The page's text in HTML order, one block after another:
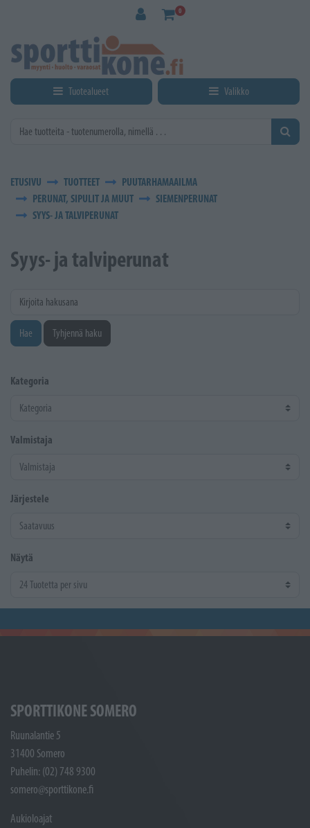
0
Tuotealueet Valikko
ETUSIVU TUOTTEET
PUUTARHAMAAILMA
PERUNAT, SIPULIT JA MUUT
SIEMENPERUNAT
SYYS- JA TALVIPERUNAT
Syys- ja talviperunat
Kirjoita hakusana
Hae Tyhjennä haku
Kategoria
Valmistaja
Järjestele
Näytä
SPORTTIKONE SOMERO
Ruunalantie 5
31400 Somero
Puhelin: (02) 748 9300
somero@sporttikone.fi
Aukioloajat